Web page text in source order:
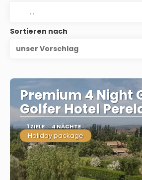
Sortieren nach
unser Vorschlag
Premium 4 Night
Golfer Hotel
1 ZIELE 4 NÄCHTE
Holiday package